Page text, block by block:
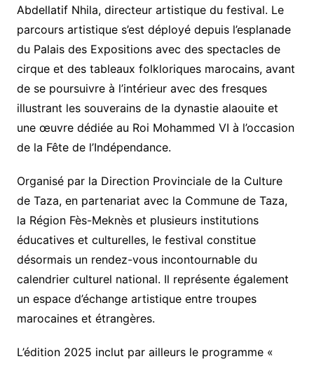
Abdellatif Nhila, directeur artistique du festival. Le
parcours artistique s’est déployé depuis l’esplanade
du Palais des Expositions avec des spectacles de
cirque et des tableaux folkloriques marocains, avant
de se poursuivre à l’intérieur avec des fresques
illustrant les souverains de la dynastie alaouite et
une œuvre dédiée au Roi Mohammed VI à l’occasion
de la Fête de l’Indépendance.
Organisé par la Direction Provinciale de la Culture
de Taza, en partenariat avec la Commune de Taza,
la Région Fès-Meknès et plusieurs institutions
éducatives et culturelles, le festival constitue
désormais un rendez-vous incontournable du
calendrier culturel national. Il représente également
un espace d’échange artistique entre troupes
marocaines et étrangères.
L’édition 2025 inclut par ailleurs le programme «